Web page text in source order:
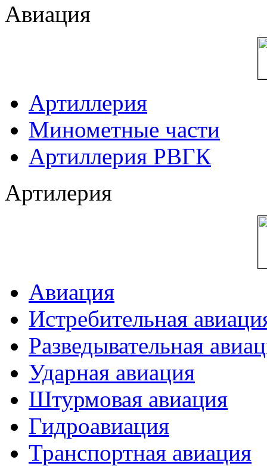
Авиация
Артиллерия
Минометные части
Артиллерия РВГК
Артилерия
Авиация
Истребительная
Разведывательная
Ударная авиация
Штурмовая авиация
Гидроавиация
Транспортная авиация